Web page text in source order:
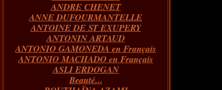
Janvier(60)
Février(68)
Janvier(86)
Mars(65)
Février(70)
Janvier(66)
Avril(76)
Mars(66)
Février(67)
Janvier(73)
Mai(82)
Avril(62)
Mars(66)
Février(55)
Janvier(43)
Juin(84)
Mai(89)
Avril(59)
Mars(73)
Février(54)
Janvier(51)
Juillet(72)
Juin(65)
Mai(97)
Avril(73)
Mars(100)
Février(146)
Janvier(124)
Août(40)
Juillet(31)
Juin(26)
ANDRE CHENET
ANNE DUFOURMANTELLE
ANTOINE DE ST EXUPERY
ANTONIN ARTAUD
ANTONIO GAMONEDA en Français
ANTONIO MACHADO en Français
ASLI ERDOGAN
Beauté...